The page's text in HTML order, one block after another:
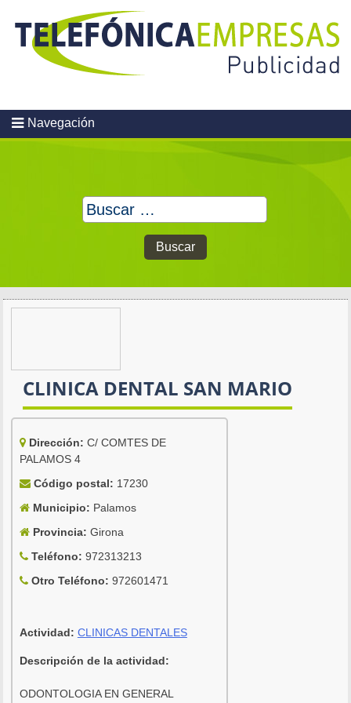
content
Navegación
Buscar:
CLINICA DENTAL SAN MARIO
Dirección: C/ COMTES DE
PALAMOS 4
Código postal: 17230
Municipio: Palamos
Provincia: Girona
Teléfono: 972313213
Otro Teléfono: 972601471
Actividad: CLINICAS DENTALES
Descripción de la actividad:
ODONTOLOGIA EN GENERAL